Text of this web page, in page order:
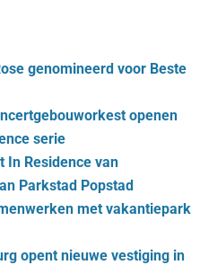
genomineerd voor Beste
openen
serie
In Residence van
Parkstad Popstad
met vakantiepark
opent nieuwe vestiging in